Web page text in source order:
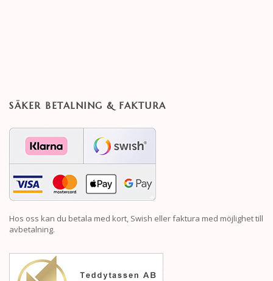
SÄKER BETALNING & FAKTURA
Hos oss kan du betala med kort, Swish eller faktura med möjlighet till
avbetalning.